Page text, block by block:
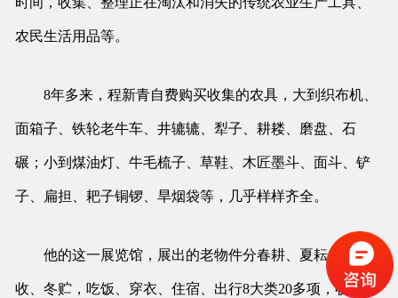
农民生活用品等。
8年多来，程新青自费购买收集的农具，大到织布机、
面箱子、铁轮老牛车、井辘辘、犁子、耕耧、磨盘、石
碾；小到煤油灯、牛毛梳子、草鞋、木匠墨斗、面斗、铲
子、扁担、耙子铜锣、旱烟袋等，几乎样样齐全。
他的这一展览馆，展出的老物件分春耕、夏耘、秋
收、冬贮，吃饭、穿衣、住宿、出行8大类20多项，收藏各